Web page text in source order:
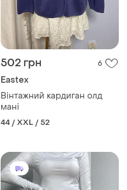
502 грн 6
Eastex
Вінтажний кардиган олд
мані
44 / XXL / 52